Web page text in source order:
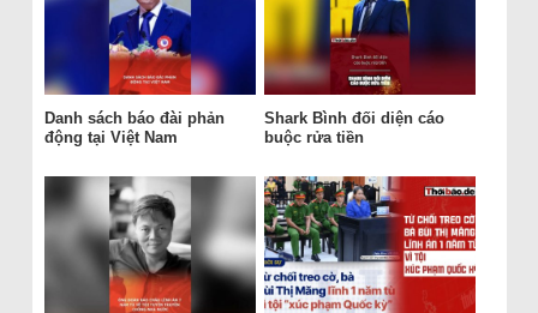
Danh sách báo đài phản
động tại Việt Nam
Shark Bình đối diện cáo
buộc rửa tiền